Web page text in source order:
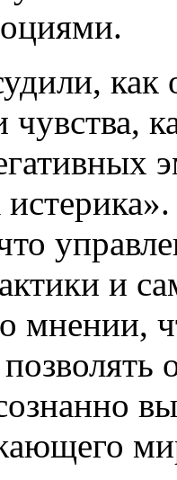
как
чувства,
и
мнении,